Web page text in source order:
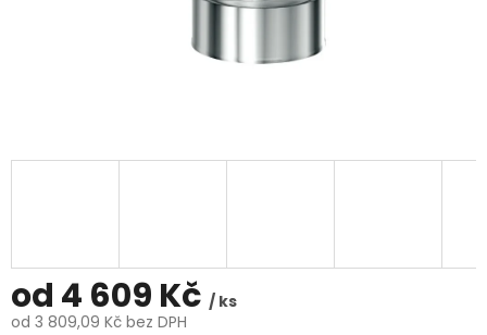
od 4 609 Kč / ks
od 3 809,09 Kč bez DPH